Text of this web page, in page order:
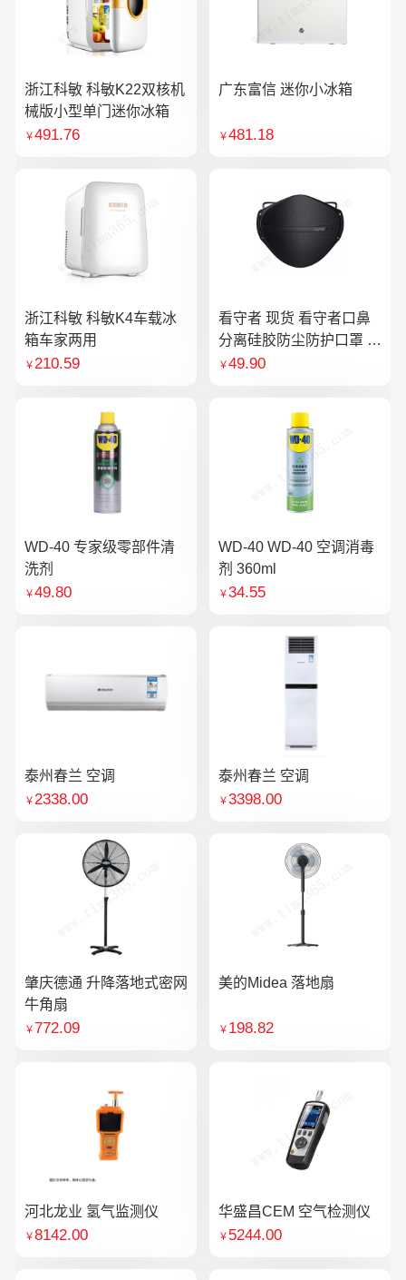
浙江科敏 科敏K22双核机
械版小型单门迷你冰箱
￥491.76
广东富信 迷你小冰箱
￥481.18
浙江科敏 科敏K4车载冰
箱车家两用
￥210.59
看守者 现货 看守者口鼻
分离硅胶防尘防护口罩 1
个口罩含10片滤芯
￥49.90
WD-40 专家级零部件清
洗剂
￥49.80
WD-40 WD-40 空调消毒
剂 360ml
￥34.55
泰州春兰 空调
￥2338.00
泰州春兰 空调
￥3398.00
肇庆德通 升降落地式密网
牛角扇
￥772.09
美的Midea 落地扇
￥ 198.82
河北龙业 氢气监测仪
￥8142.00
华盛昌CEM 空气检测仪
￥ 5244.00